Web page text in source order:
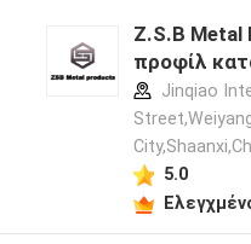
Z.S.B Metal
προφίλ
Jinqiao
5.0